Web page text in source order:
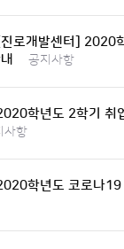
[진로개발센터] 2020
공지사항
학년도 2학기 취
사항
학년도 코로나19